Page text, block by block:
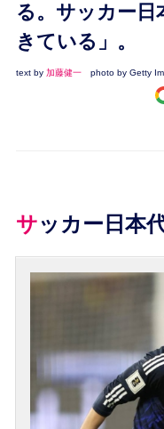
UEFA
ナショナルチーム
高校サッカー
る。サッカー日
きている」。
text by 加藤健一 photo by Getty
サッカー日